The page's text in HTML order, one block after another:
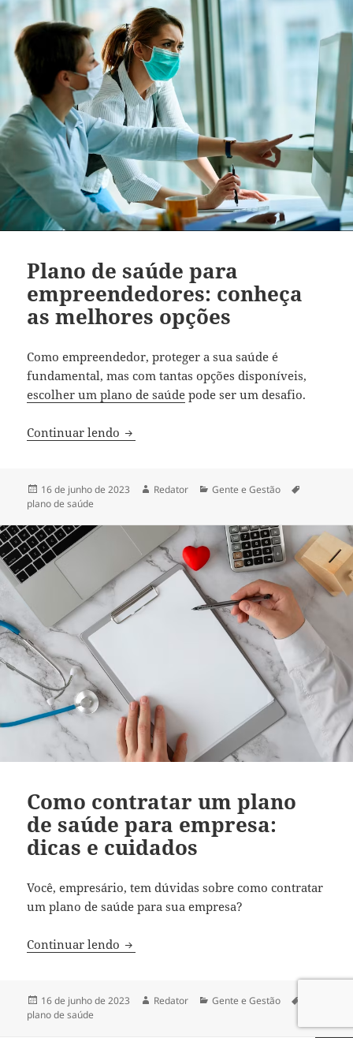
Plano de saúde para
empreendedores: conheça
as melhores opções
Como empreendedor, proteger a sua saúde é
fundamental, mas com tantas opções disponíveis,
escolher um plano de saúde pode ser um desafio.
Continuar lendo Plano de saúde para empreendedores:
Publicado
em
16 de junho de 2023 Autor
Redator Categorias
Gente e Gestão
plano de saúde
Como contratar um plano
de saúde para empresa:
dicas e cuidados
Você, empresário, tem dúvidas sobre como contratar
um plano de saúde para sua empresa?
Continuar lendo Como contratar um plano de saúde
Publicado
em
16 de junho de 2023 Autor
Redator Categorias
Gente e Gestão
plano de saúde